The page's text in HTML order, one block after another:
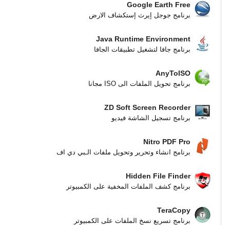
Google Earth Free
برنامج جوجل إيرث إستكشاف الارض
Java Runtime Environment
برنامج جافا لتشغيل تطبيقات الجافا
AnyToISO
برنامج تحويل الملفات الى ISO مجانا
ZD Soft Screen Recorder
برنامج تسجيل الشاشة فيديو
Nitro PDF Pro
برنامج انشاء وتحرير وتحويل ملفات الـبي دي اف
Hidden File Finder
برنامج كشف الملفات المخفية على الكمبيوتر
TeraCopy
برنامج تسريع نسخ الملفات على الكمبيوتر